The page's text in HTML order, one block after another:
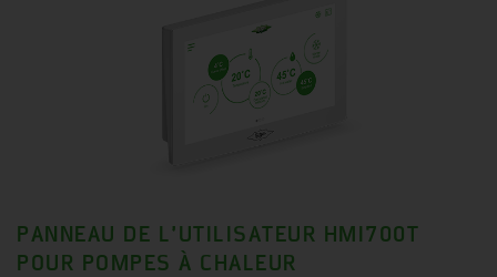
PANNEAU DE L’UTILISATEUR HMI700T
POUR POMPES À CHALEUR